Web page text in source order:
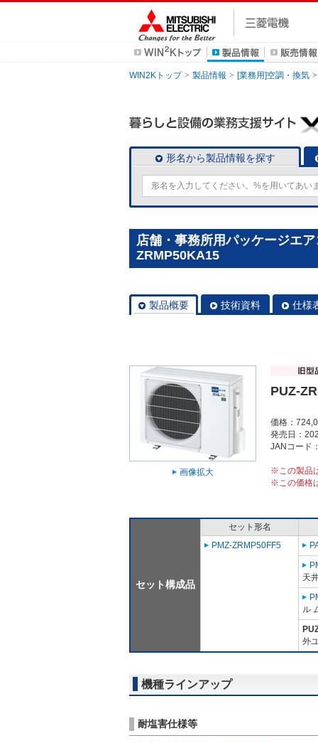
WIN2Kトップ 製品情報 [業務用]空調・換気
形名から製品情報を探す
店舗・事務所用パッケージエ
ZRMP50KA15
製品概要 技術資料 仕様
画像拡大
PUZ-
価格：
発売日：
JANコード
※この製品
※この価格
セット構成品
セット形名
PMZ-ZRMP50FF5
天
ル
外
機種ラインアップ
耐塩害仕様等